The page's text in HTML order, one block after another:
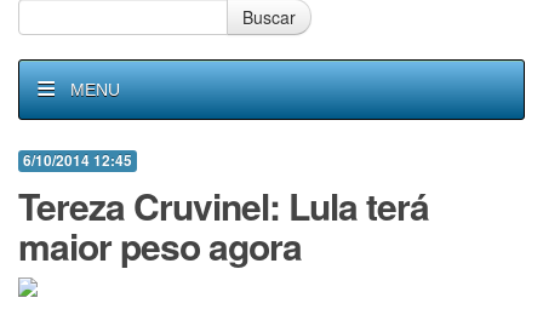
Buscar
MENU
6/10/2014 12:45
Tereza Cruvinel: Lula terá
maior peso agora